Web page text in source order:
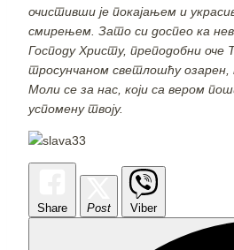
очистивши је покајањем и
смирењем. Зато си доспео ка
Господу Христу, преподобни оче
тросунчаном светлошћу озарен,
Моли се за нас, који са вером
успомену твоју.
Share Post Viber